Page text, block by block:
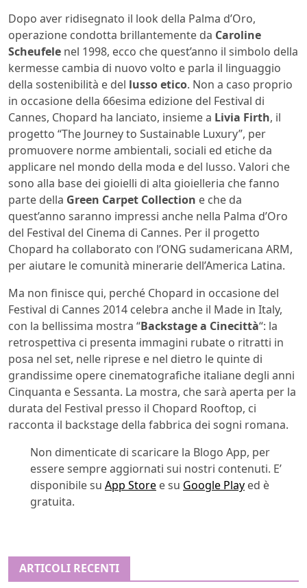
Dopo aver ridisegnato il look della Palma d’Oro,
operazione condotta brillantemente da Caroline
Scheufele nel 1998, ecco che quest’anno il simbolo della
kermesse cambia di nuovo volto e parla il linguaggio
della sostenibilità e del lusso etico. Non a caso proprio
in occasione della 66esima edizione del Festival di
Cannes, Chopard ha lanciato, insieme a Livia Firth, il
progetto “The Journey to Sustainable Luxury”, per
promuovere norme ambientali, sociali ed etiche da
applicare nel mondo della moda e del lusso. Valori che
sono alla base dei gioielli di alta gioielleria che fanno
parte della Green Carpet Collection e che da
quest’anno saranno impressi anche nella Palma d’Oro
del Festival del Cinema di Cannes. Per il progetto
Chopard ha collaborato con l’ONG sudamericana ARM,
per aiutare le comunità minerarie dell’America Latina.
Ma non finisce qui, perché Chopard in occasione del
Festival di Cannes 2014 celebra anche il Made in Italy,
con la bellissima mostra “Backstage a Cinecittà“: la
retrospettiva ci presenta immagini rubate o ritratti in
posa nel set, nelle riprese e nel dietro le quinte di
grandissime opere cinematografiche italiane degli anni
Cinquanta e Sessanta. La mostra, che sarà aperta per la
durata del Festival presso il Chopard Rooftop, ci
racconta il backstage della fabbrica dei sogni romana.
Non dimenticate di scaricare la Blogo App, per
essere sempre aggiornati sui nostri contenuti. E’
disponibile su App Store e su Google Play ed è
gratuita.
ARTICOLI RECENTI